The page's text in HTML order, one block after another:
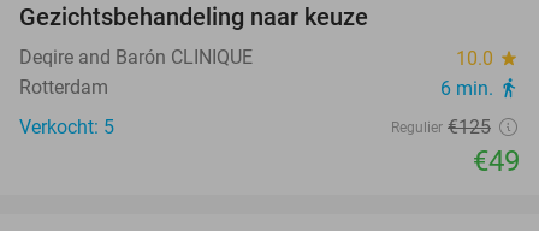
Gezichtsbehandeling naar keuze
Deqire and Barón CLINIQUE 10.0 star
Rotterdam 6 min. directions_walk
Verkocht: 5 Regulier €125
€49